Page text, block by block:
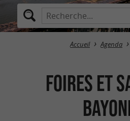
Accueil Agenda
Foires et